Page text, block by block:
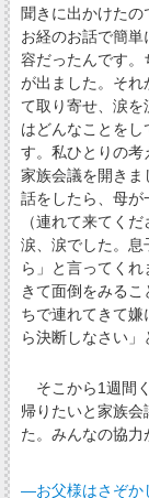
聞きに出かけたの
お経のお話で簡
容だったんです。
が出ました。それ
て取り寄せ、涙
はどんなことを
す。私ひとりの考
家族会議を開きま
話をしたら、母が
（連れて来てく
涙、涙でした。息
ら」と言ってく
きて面倒をみる
ちで連れてきて
ら決断しなさい」
そこから1週間
帰りたいと家族
た。みんなの協力
―お父様はさぞか